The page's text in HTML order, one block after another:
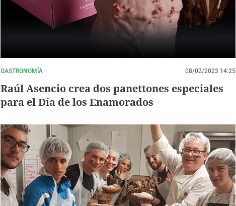
GASTRONOMÍA 08/02/2023 14:25
Raúl Asencio crea dos panettones especiales
para el Día de los Enamorados